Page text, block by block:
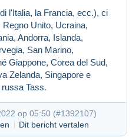
l'Italia, la Francia, ecc.), ci
Unito, Ucraina,
Andorra, Islanda,
San Marino,
Giappone, Corea del Sud,
Zelanda, Singapore e
russa Tass.
op 05:50 (#1392107)
Dit bericht vertalen